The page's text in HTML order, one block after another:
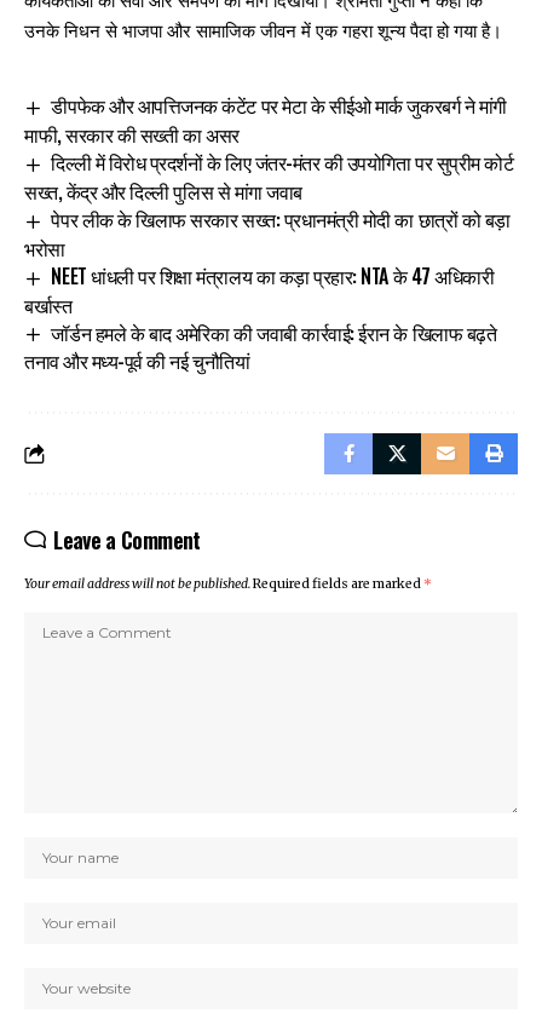
उनके निधन से भाजपा और सामाजिक जीवन में एक गहरा शून्य पैदा हो गया है।
डीपफेक और आपत्तिजनक कंटेंट पर मेटा के सीईओ मार्क जुकरबर्ग ने मांगी
माफी, सरकार की सख्ती का असर
दिल्ली में विरोध प्रदर्शनों के लिए जंतर-मंतर की उपयोगिता पर सुप्रीम कोर्ट
सख्त, केंद्र और दिल्ली पुलिस से मांगा जवाब
पेपर लीक के खिलाफ सरकार सख्त: प्रधानमंत्री मोदी का छात्रों को बड़ा
भरोसा
NEET धांधली पर शिक्षा मंत्रालय का कड़ा प्रहार: NTA के 47 अधिकारी
बर्खास्त
जॉर्डन हमले के बाद अमेरिका की जवाबी कार्रवाई: ईरान के खिलाफ बढ़ते
तनाव और मध्य-पूर्व की नई चुनौतियां
Leave a Comment
Your email address will not be published.Required fields are marked *